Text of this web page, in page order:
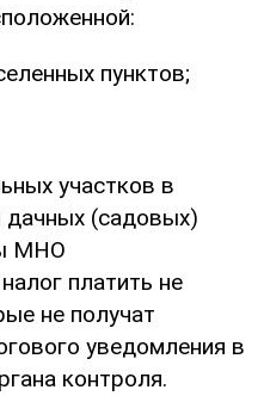
пунктов;
участков в
дачных (садовых)
МНО
платить не
не получат
уведомления в
контроля.